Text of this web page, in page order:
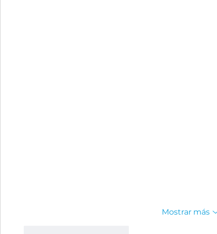
Mostrar más